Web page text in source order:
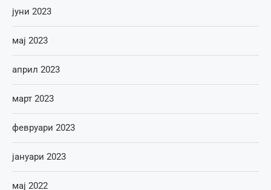
јуни 2023
мај 2023
април 2023
март 2023
февруари 2023
јануари 2023
мај 2022